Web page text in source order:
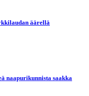
äärellä
naapurikunnista saakka